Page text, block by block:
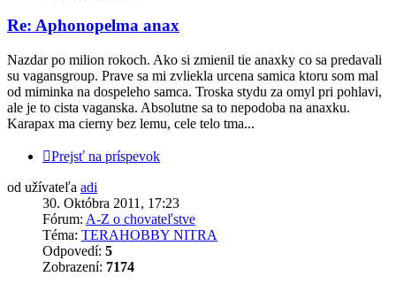
Re: Aphonopelma anax
Nazdar po milion rokoch. Ako si zmienil tie anaxky co sa predavali
su vagansgroup. Prave sa mi zvliekla urcena samica ktoru som mal
od miminka na dospeleho samca. Troska stydu za omyl pri pohlavi,
ale je to cista vaganska. Absolutne sa to nepodoba na anaxku.
Karapax ma cierny bez lemu, cele telo tma...
Prejsť na príspevok
od užívateľa adi
30. Októbra 2011, 17:23
Fórum: A-Z o chovateľstve
Téma: TERAHOBBY NITRA
Odpovedí: 5
Zobrazení: 7174